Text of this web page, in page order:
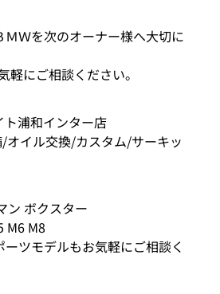
Ｗを次のオーナー様へ大切に
にご相談ください。
ト浦和インター店
イル交換/カスタム/サーキッ
ン ボクスター
M6 M8
ツモデルもお気軽にご相談く